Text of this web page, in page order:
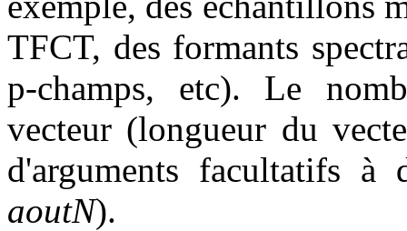
TFCT, des formants
p-champs, etc). Le
vecteur (longueur du
d'arguments facultatifs à
aoutN).